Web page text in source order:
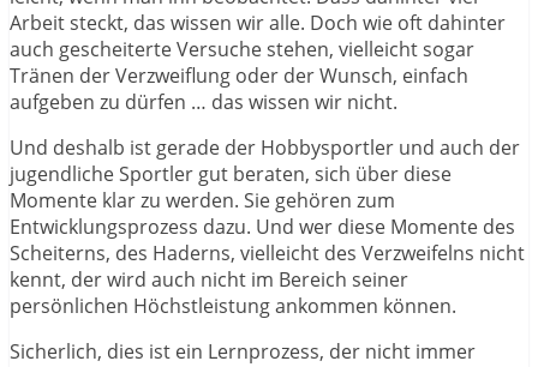
Arbeit steckt, das wissen wir alle. Doch wie oft dahinter
auch gescheiterte Versuche stehen, vielleicht sogar
Tränen der Verzweiflung oder der Wunsch, einfach
aufgeben zu dürfen … das wissen wir nicht.
Und deshalb ist gerade der Hobbysportler und auch der
jugendliche Sportler gut beraten, sich über diese
Momente klar zu werden. Sie gehören zum
Entwicklungsprozess dazu. Und wer diese Momente des
Scheiterns, des Haderns, vielleicht des Verzweifelns nicht
kennt, der wird auch nicht im Bereich seiner
persönlichen Höchstleistung ankommen können.
Sicherlich, dies ist ein Lernprozess, der nicht immer